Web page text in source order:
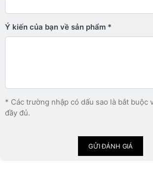
Ý kiến ​​của bạn về sản phẩm
* Các trường nhập có dấu sao là bắt buộc
đầy đủ.
GỬI ĐÁNH GIÁ